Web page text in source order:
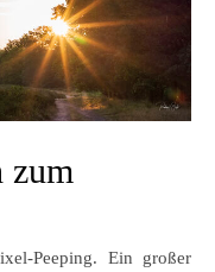
zum
Peeping. Ein großer